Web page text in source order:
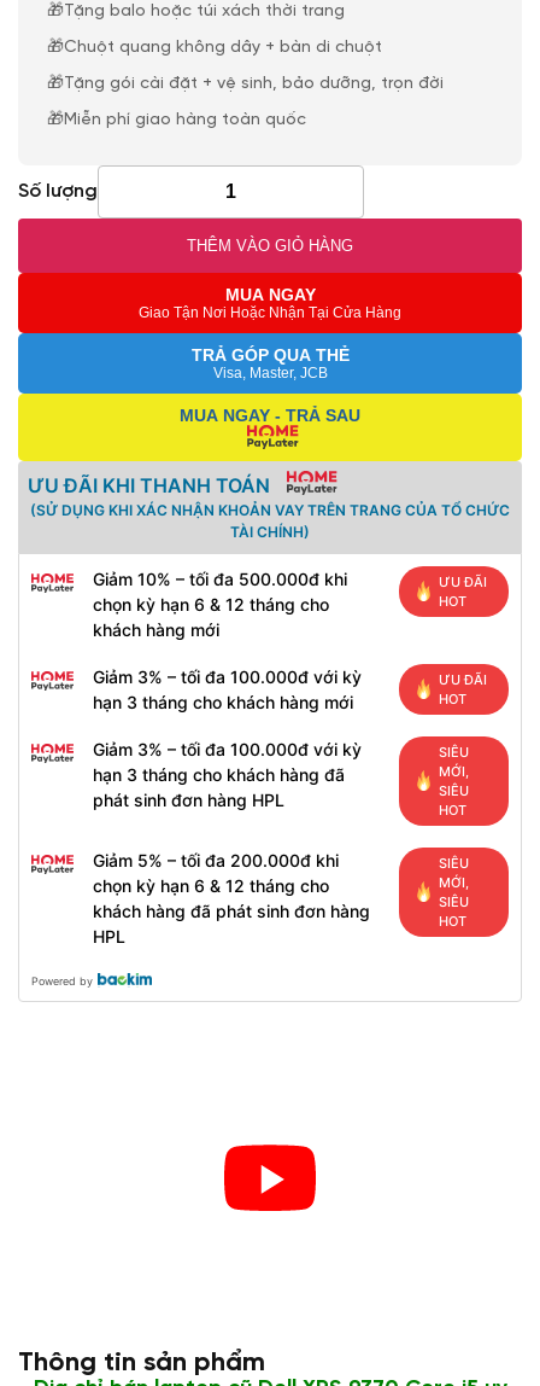
🎁Tặng balo hoặc túi xách thời trang
🎁Chuột quang không dây + bàn di chuột
🎁Tặng gói cài đặt + vệ sinh, bảo dưỡng, trọn đời
🎁Miễn phí giao hàng toàn quốc
Số lượng
THÊM VÀO GIỎ HÀNG
MUA NGAY
Giao Tận Nơi Hoặc Nhận Tại Cửa Hàng
TRẢ GÓP QUA THẺ
Visa, Master, JCB
MUA NGAY - TRẢ SAU
ƯU ĐÃI KHI THANH TOÁN
(SỬ DỤNG KHI XÁC NHẬN KHOẢN VAY TRÊN TRANG CỦA TỔ CHỨC
TÀI CHÍNH)
Giảm 10% – tối đa 500.000đ khi
chọn kỳ hạn 6 & 12 tháng cho
khách hàng mới
ƯU ĐÃI
HOT
Giảm 3% – tối đa 100.000đ với kỳ
hạn 3 tháng cho khách hàng mới
ƯU ĐÃI
HOT
Giảm 3% – tối đa 100.000đ với kỳ
hạn 3 tháng cho khách hàng đã
phát sinh đơn hàng HPL
SIÊU
MỚI,
SIÊU
HOT
Giảm 5% – tối đa 200.000đ khi
chọn kỳ hạn 6 & 12 tháng cho
khách hàng đã phát sinh đơn hàng
HPL
SIÊU
MỚI,
SIÊU
HOT
Powered by
Thông tin sản phẩm